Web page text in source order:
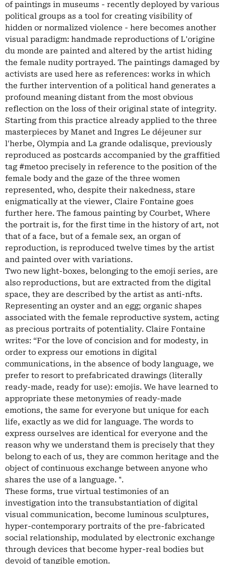
of paintings in museums - recently deployed by various
political groups as a tool for creating visibility of
hidden or normalized violence - here becomes another
visual paradigm: handmade reproductions of L'origine
du monde are painted and altered by the artist hiding
the female nudity portrayed. The paintings damaged by
activists are used here as references: works in which
the further intervention of a political hand generates a
profound meaning distant from the most obvious
reflection on the loss of their original state of integrity.
Starting from this practice already applied to the three
masterpieces by Manet and Ingres Le déjeuner sur
l'herbe, Olympia and La grande odalisque, previously
reproduced as postcards accompanied by the graffitied
tag #metoo precisely in reference to the position of the
female body and the gaze of the three women
represented, who, despite their nakedness, stare
enigmatically at the viewer, Claire Fontaine goes
further here. The famous painting by Courbet, Where
the portrait is, for the first time in the history of art, not
that of a face, but of a female sex, an organ of
reproduction, is reproduced twelve times by the artist
and painted over with variations.
Two new light-boxes, belonging to the emoji series, are
also reproductions, but are extracted from the digital
space, they are described by the artist as anti-nfts.
Representing an oyster and an egg; organic shapes
associated with the female reproductive system, acting
as precious portraits of potentiality. Claire Fontaine
writes: “For the love of concision and for modesty, in
order to express our emotions in digital
communications, in the absence of body language, we
prefer to resort to prefabricated drawings (literally
ready-made, ready for use): emojis. We have learned to
appropriate these metonymies of ready-made
emotions, the same for everyone but unique for each
life, exactly as we did for language. The words to
express ourselves are identical for everyone and the
reason why we understand them is precisely that they
belong to each of us, they are common heritage and the
object of continuous exchange between anyone who
shares the use of a language. ".
These forms, true virtual testimonies of an
investigation into the transubstantiation of digital
visual communication, become luminous sculptures,
hyper-contemporary portraits of the pre-fabricated
social relationship, modulated by electronic exchange
through devices that become hyper-real bodies but
devoid of tangible emotion.